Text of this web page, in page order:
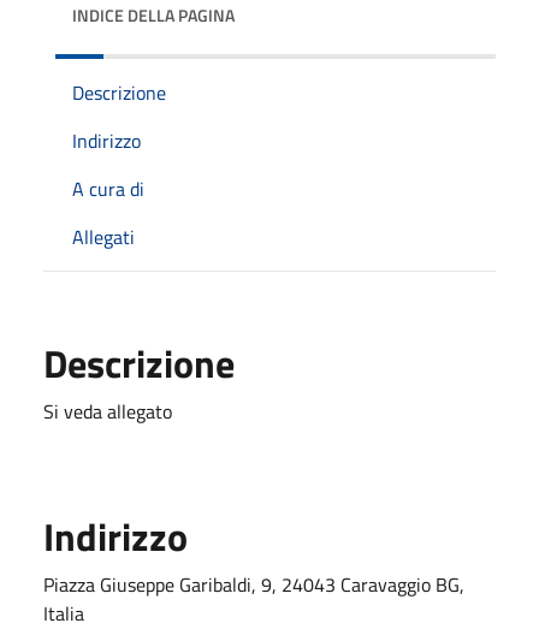
INDICE DELLA PAGINA
Descrizione
Indirizzo
A cura di
Allegati
Descrizione
Si veda allegato
Indirizzo
Piazza Giuseppe Garibaldi, 9, 24043 Caravaggio BG,
Italia